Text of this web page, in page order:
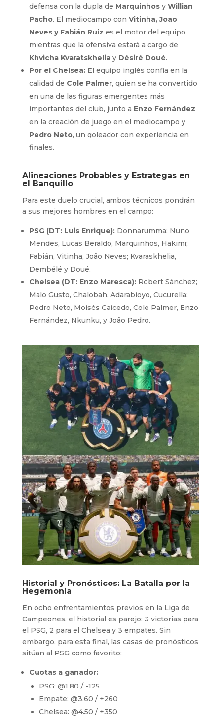
defensa con la dupla de Marquinhosy Willian
Pacho. El mediocampo con Vitinha, Joao
Neves y Fabián Ruiz es el motor del equipo,
mientras que la ofensiva estará a cargo de
Khvicha Kvaratskheliay Désiré Doué.
Por el Chelsea:El equipo inglés confía en la
calidad de Cole Palmer, quien se ha convertido
en una de las figuras emergentes más
importantes del club, junto a Enzo Fernández
en la creación de juego en el mediocampo y
Pedro Neto, un goleador con experiencia en
finales.
Alineaciones Probables y Estrategas en
el Banquillo
Para este duelo crucial, ambos técnicos pondrán
a sus mejores hombres en el campo:
PSG (DT: Luis Enrique):Donnarumma; Nuno
Mendes, Lucas Beraldo, Marquinhos, Hakimi;
Fabián, Vitinha, João Neves; Kvaraskhelia,
Dembélé y Doué.
Chelsea (DT: Enzo Maresca):Robert Sánchez;
Malo Gusto, Chalobah, Adarabioyo, Cucurella;
Pedro Neto, Moisés Caicedo, Cole Palmer, Enzo
Fernández, Nkunku, y João Pedro.
Historial y Pronósticos: La Batalla por la
Hegemonía
En ocho enfrentamientos previos en la Liga de
Campeones, el historial es parejo: 3 victorias para
el PSG, 2 para el Chelsea y 3 empates. Sin
embargo, para esta final, las casas de pronósticos
sitúan al PSG como favorito:
Cuotas a ganador:
PSG: @1.80 / -125
Empate: @3.60 / +260
Chelsea: @4.50 / +350